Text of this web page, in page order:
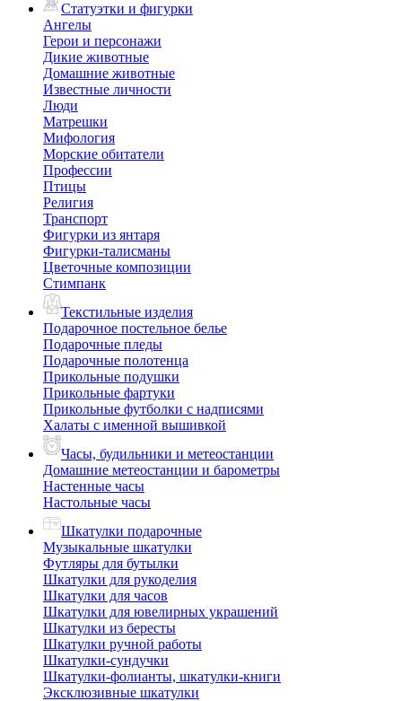
Статуэтки и фигурки
Ангелы
Герои и персонажи
Дикие животные
Домашние животные
Известные личности
Люди
Матрешки
Мифология
Морские обитатели
Профессии
Птицы
Религия
Транспорт
Фигурки из янтаря
Фигурки-талисманы
Цветочные композиции
Стимпанк
Текстильные изделия
Подарочное постельное белье
Подарочные пледы
Подарочные полотенца
Прикольные подушки
Прикольные фартуки
Прикольные футболки с надписями
Халаты с именной вышивкой
Часы, будильники и метеостанции
Домашние метеостанции и барометры
Настенные часы
Настольные часы
Шкатулки подарочные
Музыкальные шкатулки
Футляры для бутылки
Шкатулки для рукоделия
Шкатулки для часов
Шкатулки для ювелирных украшений
Шкатулки из бересты
Шкатулки ручной работы
Шкатулки-сундучки
Шкатулки-фолианты, шкатулки-книги
Эксклюзивные шкатулки